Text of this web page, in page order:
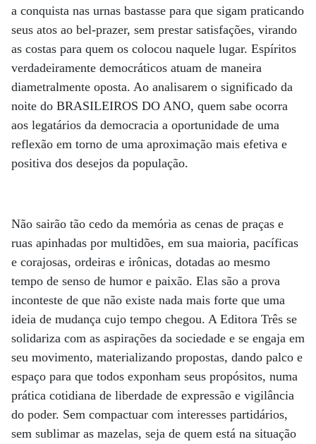
a conquista nas urnas bastasse para que sigam praticando
seus atos ao bel-prazer, sem prestar satisfações, virando
as costas para quem os colocou naquele lugar. Espíritos
verdadeiramente democráticos atuam de maneira
diametralmente oposta. Ao analisarem o significado da
noite do BRASILEIROS DO ANO, quem sabe ocorra
aos legatários da democracia a oportunidade de uma
reflexão em torno de uma aproximação mais efetiva e
positiva dos desejos da população.
Não sairão tão cedo da memória as cenas de praças e
ruas apinhadas por multidões, em sua maioria, pacíficas
e corajosas, ordeiras e irônicas, dotadas ao mesmo
tempo de senso de humor e paixão. Elas são a prova
inconteste de que não existe nada mais forte que uma
ideia de mudança cujo tempo chegou. A Editora Três se
solidariza com as aspirações da sociedade e se engaja em
seu movimento, materializando propostas, dando palco e
espaço para que todos exponham seus propósitos, numa
prática cotidiana de liberdade de expressão e vigilância
do poder. Sem compactuar com interesses partidários,
sem sublimar as mazelas, seja de quem está na situação